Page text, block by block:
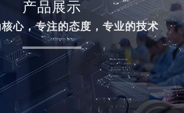
产品展示
心，专注的态度，专业的技术